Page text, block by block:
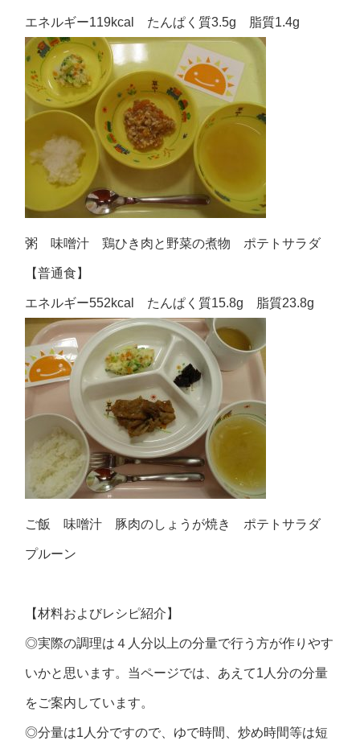
エネルギー119kcal たんぱく質3.5g 脂質1.4g
粥 味噌汁 鶏ひき肉と野菜の煮物 ポテトサラダ
【普通食】
エネルギー552kcal たんぱく質15.8g 脂質23.8g
ご飯 味噌汁 豚肉のしょうが焼き ポテトサラダ
プルーン
【材料およびレシピ紹介】
◎実際の調理は４人分以上の分量で行う方が作りやす
いかと思います。当ページでは、あえて1人分の分量
をご案内しています。
◎分量は1人分ですので、ゆで時間、炒め時間等は短